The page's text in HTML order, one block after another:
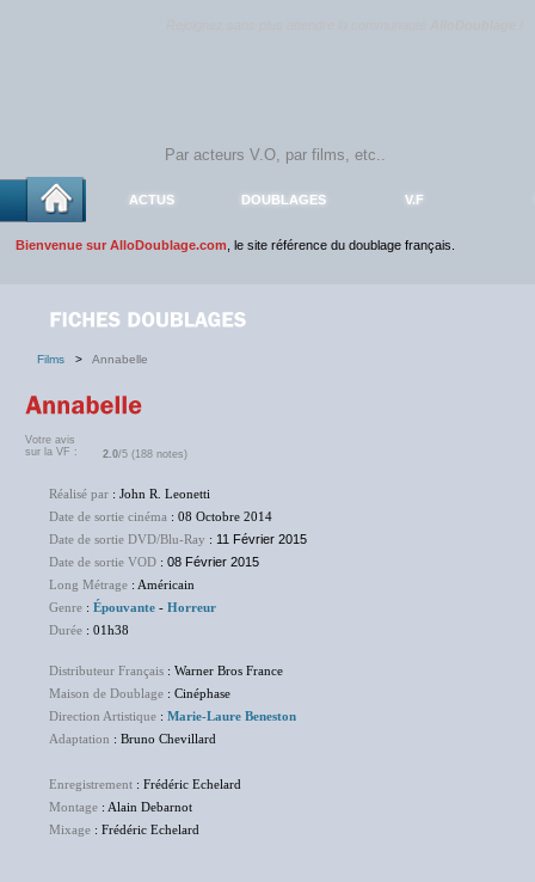
ACTUS DOUBLAGES V.F
Bienvenue sur AlloDoublage.com , le site référence du doublage français.
Films > Annabelle
Votre avis
sur la VF :
2.0/5 (188 notes)
Réalisé par : John R. Leonetti
Date de sortie cinéma : 08 Octobre 2014
Date de sortie DVD/Blu-Ray : 11 Février 2015
Date de sortie VOD : 08 Février 2015
Long Métrage : Américain
Genre : Épouvante - Horreur
Durée : 01h38
Distributeur Français : Warner Bros France
Maison de Doublage : Cinéphase
Direction Artistique : Marie-Laure Beneston
Adaptation : Bruno Chevillard
Enregistrement : Frédéric Echelard
Montage : Alain Debarnot
Mixage : Frédéric Echelard